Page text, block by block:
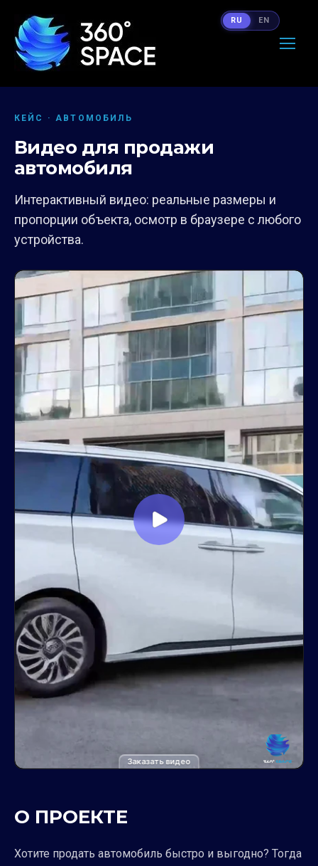
КЕЙС · АВТОМОБИЛЬ
Видео для продажи
автомобиля
Интерактивный видео: реальные размеры и
пропорции объекта, осмотр в браузере с любого
устройства.
Заказать видео
О ПРОЕКТЕ
Хотите продать автомобиль быстро и выгодно? Тогда
RU EN